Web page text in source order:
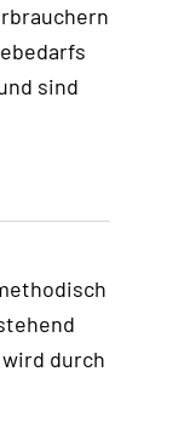
sind
wird durch